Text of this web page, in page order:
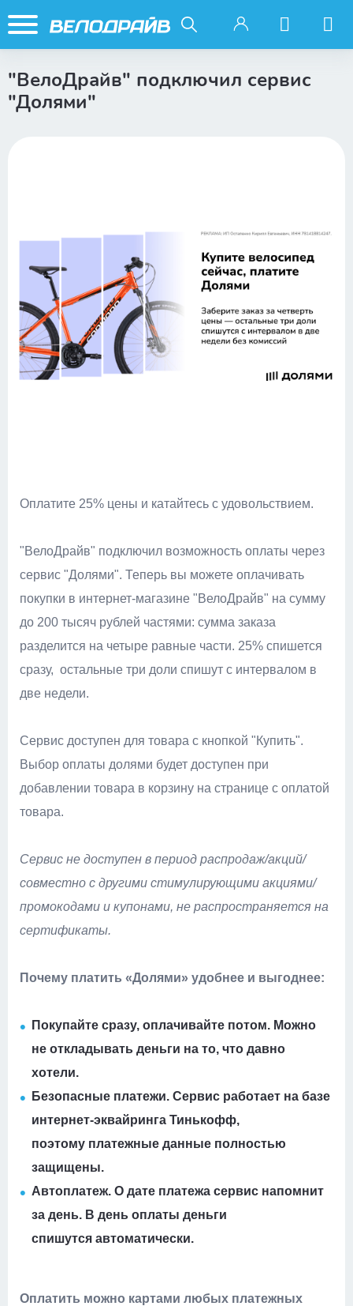
"ВелоДрайв" подключил сервис
"Долями"
Оплатите 25% цены и катайтесь с удовольствием.
"ВелоДрайв" подключил возможность оплаты через
сервис "Долями". Теперь вы можете оплачивать
покупки в интернет-магазине "ВелоДрайв" на сумму
до 200 тысяч рублей частями: сумма заказа
разделится на четыре равные части. 25% спишется
сразу, остальные три доли спишут с интервалом в
две недели.
Сервис доступен для товара с кнопкой "Купить".
Выбор оплаты долями будет доступен при
добавлении товара в корзину на странице с оплатой
товара.
Сервис не доступен в период распродаж/акций/
совместно с другими стимулирующими акциями/
промокодами и купонами, не распространяется на
сертификаты.
Почему платить «Долями» удобнее и выгоднее:
Покупайте сразу, оплачивайте потом. Можно
не откладывать деньги на то, что давно
хотели.
Безопасные платежи. Сервис работает на базе
интернет-эквайринга Тинькофф,
поэтому платежные данные полностью
защищены.
Автоплатеж. О дате платежа сервис напомнит
за день. В день оплаты деньги
спишутся автоматически.
Оплатить можно картами любых платежных